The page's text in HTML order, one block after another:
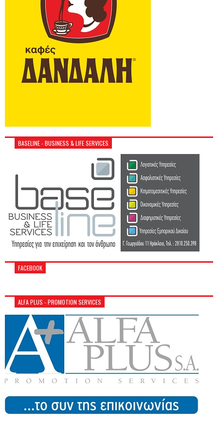
BASELINE - BUSINESS & LIFE SERVICES
FACEBOOK
ALFA PLUS - PROMOTION SERVICES